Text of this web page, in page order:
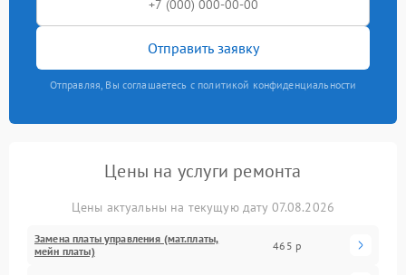
Отправить заявку
Отправляя, Вы соглашаетесь с политикой конфиденциальности
Цены на услуги ремонта
Цены актуальны на текущую дату 07.08.2026
Замена платы управления (мат.платы,
мейн платы)
465 р